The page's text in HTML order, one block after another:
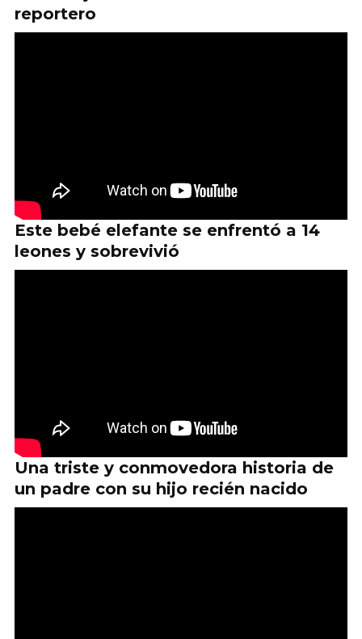
reportero
Este bebé elefante se enfrentó a 14
leones y sobrevivió
Una triste y conmovedora historia de
un padre con su hijo recién nacido